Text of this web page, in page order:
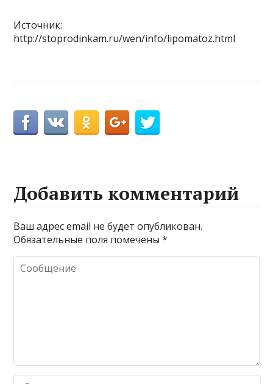
Источник:
http://stoprodinkam.ru/wen/info/lipomatoz.html
Добавить комментарий
Ваш адрес email не будет опубликован.
Обязательные поля помечены*